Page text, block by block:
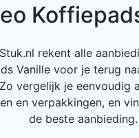
rekent alle
Vanille voor je terug
vergelijk je eenvoudig
en verpakkingen, en
de beste aanbieding.